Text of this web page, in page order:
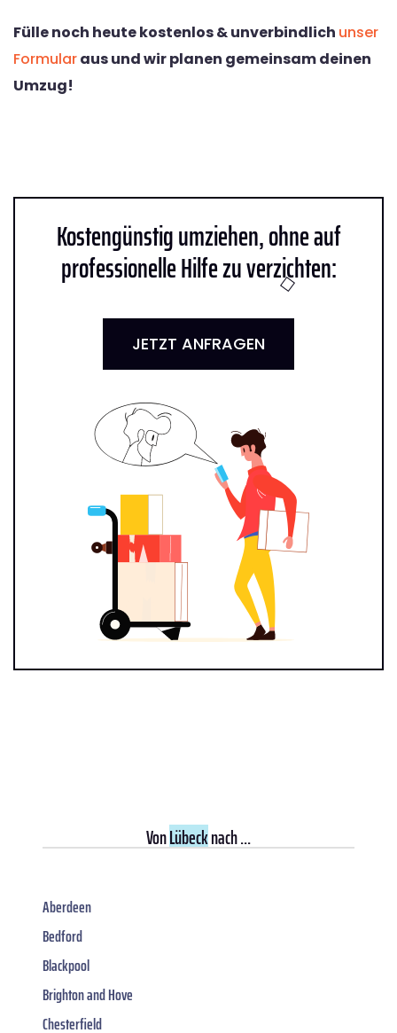
Fülle noch heute kostenlos & unverbindlich unser
Formularaus und wir planen gemeinsam deinen
Umzug!
Kostengünstig umziehen, ohne auf
professionelle Hilfe zu verzichten:
JETZT ANFRAGEN
VonLübecknach ...
Aberdeen
Bedford
Blackpool
Brighton and Hove
Chesterfield